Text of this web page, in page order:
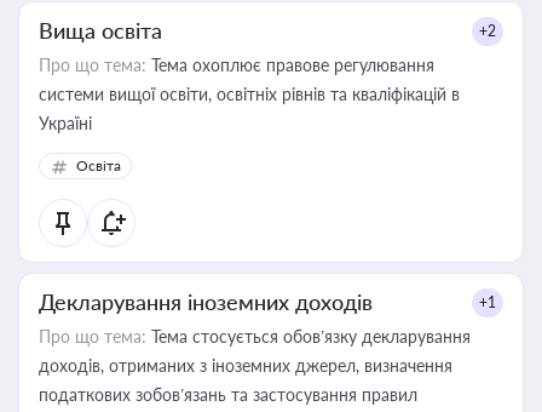
Вища освіта +2
Про що тема: Тема охоплює правове регулювання
системи вищої освіти, освітніх рівнів та кваліфікацій в
Україні
Освіта
Декларування іноземних доходів +1
Про що тема: Тема стосується обов’язку декларування
доходів, отриманих з іноземних джерел, визначення
податкових зобов’язань та застосування правил